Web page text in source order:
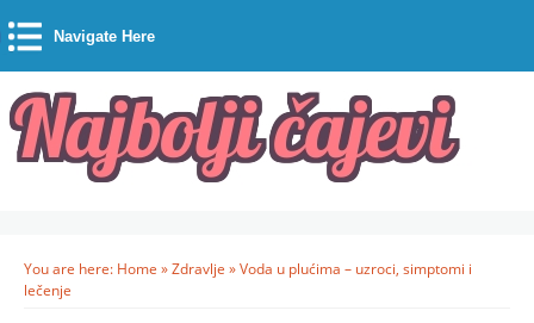
Navigate Here
You are here: Home »Zdravlje »Voda u plućima – uzroci, simptomi i
lečenje